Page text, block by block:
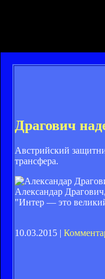
Драгович
Австрийский
трансфера.
Александар
"Интер — это
10.03.2015 |